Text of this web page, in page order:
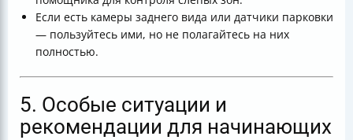
Если есть камеры заднего вида или датчики парковки
— пользуйтесь ими, но не полагайтесь на них
полностью.
5. Особые ситуации и
рекомендации для начинающих